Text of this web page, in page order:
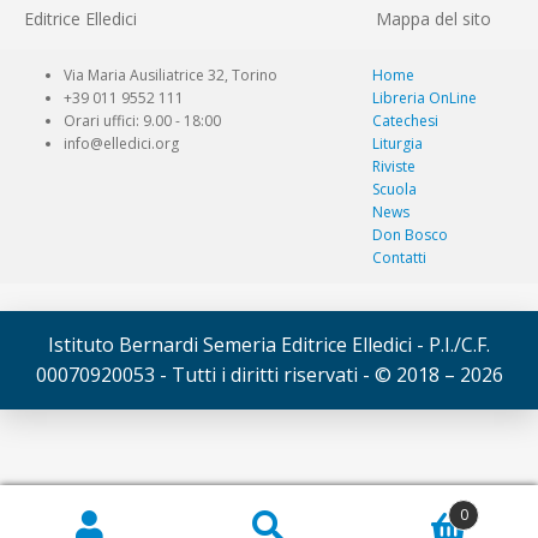
Editrice Elledici Mappa del sito
Via Maria Ausiliatrice 32, Torino
+39 011 9552 111
Orari uffici: 9.00 - 18:00
info@elledici.org
Home
Libreria OnLine
Catechesi
Liturgia
Riviste
Scuola
News
Don Bosco
Contatti
Istituto Bernardi Semeria Editrice Elledici - P.I./C.F.
00070920053 - Tutti i diritti riservati - © 2018 – 2026
0